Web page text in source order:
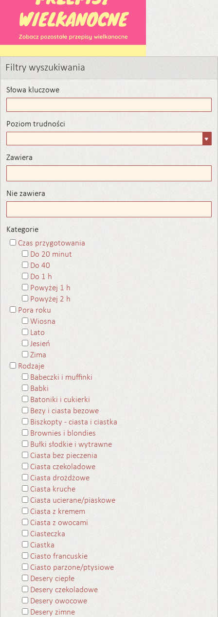
Filtry wyszukiwania
Słowa kluczowe
Poziom trudności
trudności
Zawiera
Nie zawiera
Kategorie
Czas przygotowania
Do 20 minut
Do 40
Do 1 h
Powyżej 1 h
Powyżej 2 h
Pora roku
Wiosna
Lato
Jesień
Zima
Rodzaje
Babeczki i muffinki
Babki
Batoniki i cukierki
Bezy i ciasta bezowe
Biszkopty - ciasta i ciastka
Brownies i blondies
Bułki słodkie i wytrawne
Ciasta bez pieczenia
Ciasta czekoladowe
Ciasta drożdżowe
Ciasta kruche
Ciasta ucierane/piaskowe
Ciasta z kremem
Ciasta z owocami
Ciasteczka
Ciastka
Ciasto francuskie
Ciasto parzone/ptysiowe
Desery ciepłe
Desery czekoladowe
Desery owocowe
Desery zimne